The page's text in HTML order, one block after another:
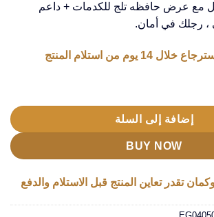
مع عرض حافظه تلج للكدمات + داعم
، رجلك في أمان.
من استلام المنتج
+داعم الكاحل المغنطيسي)
إضافة إلى السلة
BUY NOW
تقدر تعاين المنتج قبل الاستلام والدفع